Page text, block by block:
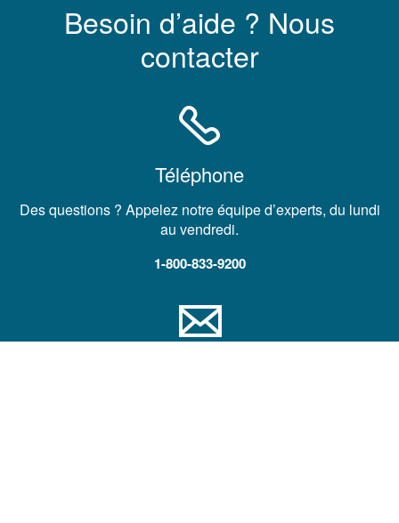
Besoin d’aide ? Nous
contacter
Téléphone
Des questions ? Appelez notre équipe d’experts, du lundi
au vendredi.
1-800-833-9200